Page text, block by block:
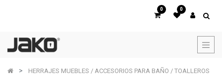
0 0
HERRAJES MUEBLES / ACCESORIOS PARA BAÑO / TOALLEROS